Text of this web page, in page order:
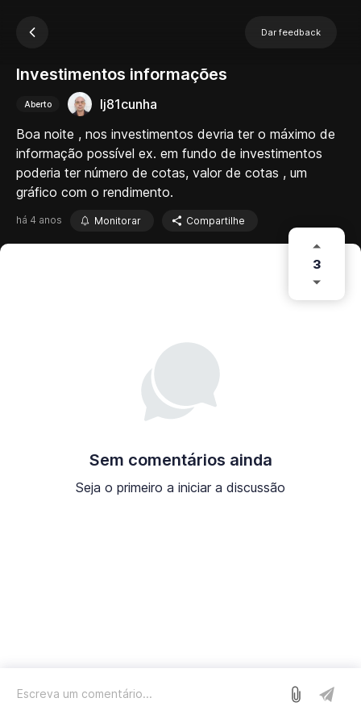
Dar feedback
Investimentos informações
Aberto
lj81cunha
Boa noite , nos investimentos devria ter o máximo de
informação possível ex. em fundo de investimentos
poderia ter número de cotas, valor de cotas , um
gráfico com o rendimento.
há 4 anos Monitorar Compartilhe
3
Sem comentários ainda
Seja o primeiro a iniciar a discussão
Nós usamos o Sleekplan